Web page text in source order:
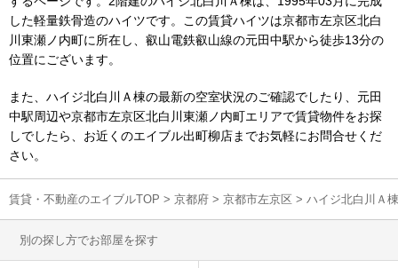
した軽量鉄骨造のハイツです。この賃貸ハイツは京都市左京区北白
川東瀬ノ内町に所在し、叡山電鉄叡山線の元田中駅から徒歩13分の
位置にございます。
また、ハイジ北白川Ａ棟の最新の空室状況のご確認でしたり、元田
中駅周辺や京都市左京区北白川東瀬ノ内町エリアで賃貸物件をお探
しでしたら、お近くのエイブル出町柳店までお気軽にお問合せくだ
さい。
賃貸・不動産のエイブルTOP > 京都府 > 京都市左京区 > ハイジ北白川Ａ
別の探し方でお部屋を探す